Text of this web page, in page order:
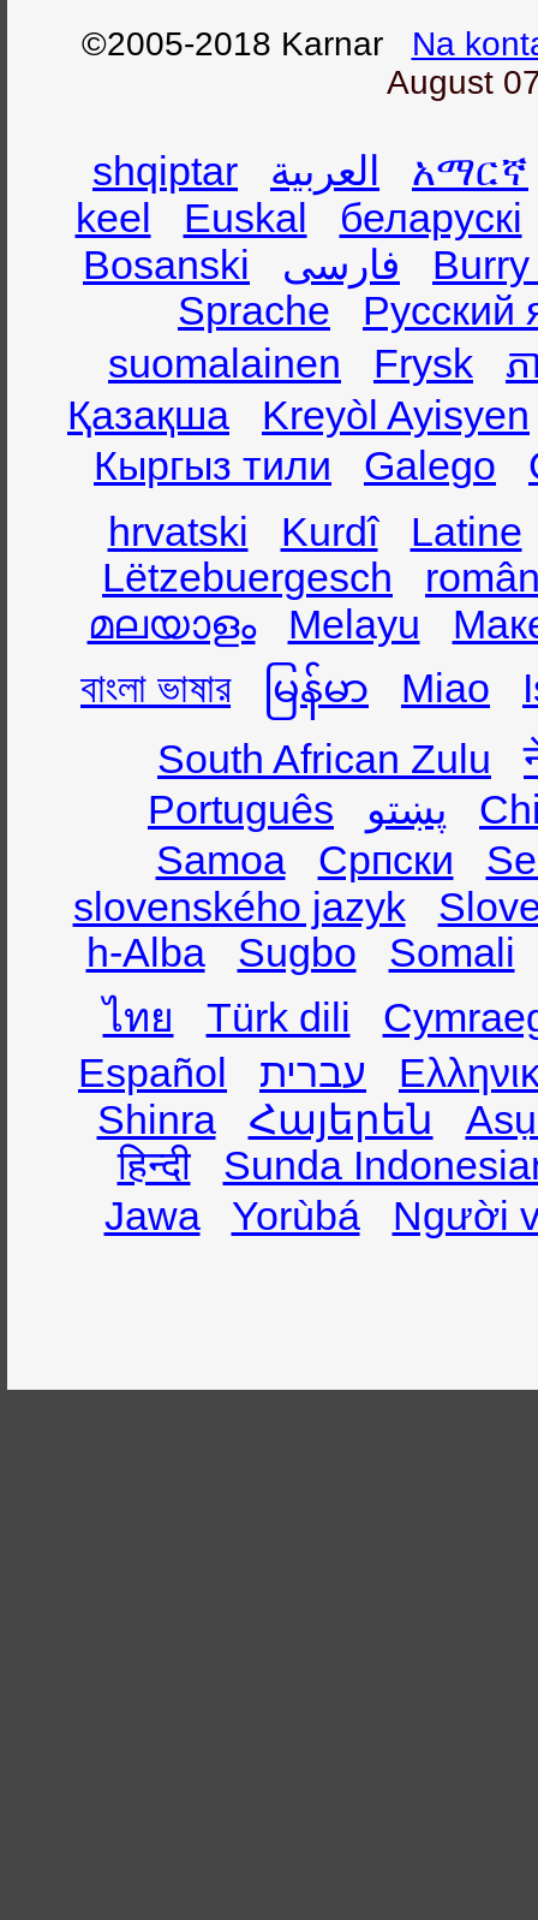
©2005-2018 Karnar Na
August
shqiptar العربية
አማርኛ
keel
Euskal
беларускі
Bosanski
فارسی
Sprache
Русский
suomalainen
Frysk
ភ
Қазақша
Kreyòl Ayisyen
Кыргыз тили
Galego
hrvatski
Kurdî
Latine
Lëtzebuergesch
മലയാളം
Melayu
বাংলা ভাষার
မြန်မာ Miao
South African Zulu
Português
پښتو
Samoa
Српски
slovenského jazyk
h-Alba
Sugbo
Somali
ไทย
Türk dili
Español
עברית
Shinra
Հայերեն
हिन्दी
Sunda
Jawa
Yorùbá Người